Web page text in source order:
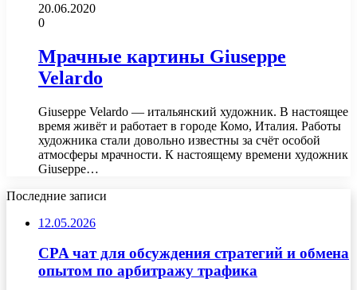
20.06.2020
0
Мрачные картины Giuseppe
Velardo
Giuseppe Velardo — итальянский художник. В настоящее
время живёт и работает в городе Комо, Италия. Работы
художника стали довольно известны за счёт особой
атмосферы мрачности. К настоящему времени художник
Giuseppe…
Последние записи
12.05.2026
CPA чат для обсуждения стратегий и обмена
опытом по арбитражу трафика